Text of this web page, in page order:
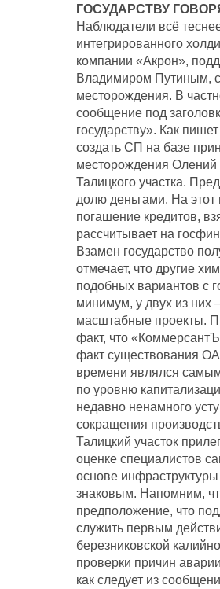
ГОСУДАРСТВУ
Наблюдатели всё
интегрированного
компании «Акрон»,
Владимиром Путиным, с
месторождения. В
сообщение под
государству». Как
создать СП на базе
месторождения Олений
Талицкого участка.
долю деньгами. На
погашение кредитов,
рассчитывает на
Взамен государство
отмечает, что другие
подобных вариантов с
минимум, у двух из них
масштабные проекты.
факт, что
факт существования
времени являлся
по уровню
недавно ненамного
сокращения
Талицкий участок
оценке специалистов
основе
знаковым. Напомним,
предположение, что
служить первым
березниковской
проверки причин
как следует из